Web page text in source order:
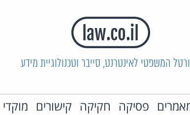
המשפטי לאינטרנט, סייבר וטכנולוגיית מידע
פסיקה חקיקה קישורים